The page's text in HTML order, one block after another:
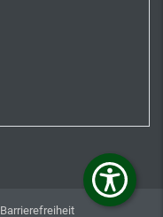
Barrierefreiheit